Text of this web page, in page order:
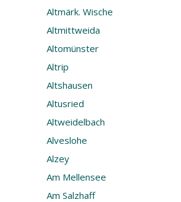
Altmärk. Wische
Altmittweida
Altomünster
Altrip
Altshausen
Altusried
Altweidelbach
Alveslohe
Alzey
Am Mellensee
Am Salzhaff